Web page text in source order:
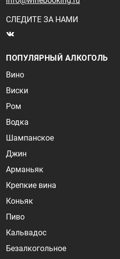
СЛЕДИТЕ ЗА НАМИ
ПОПУЛЯРНЫЙ АЛКОГОЛЬ
Вино
Виски
Ром
Водка
Шампанское
Джин
Арманьяк
Крепкие вина
Коньяк
Пиво
Кальвадос
Безалкогольное